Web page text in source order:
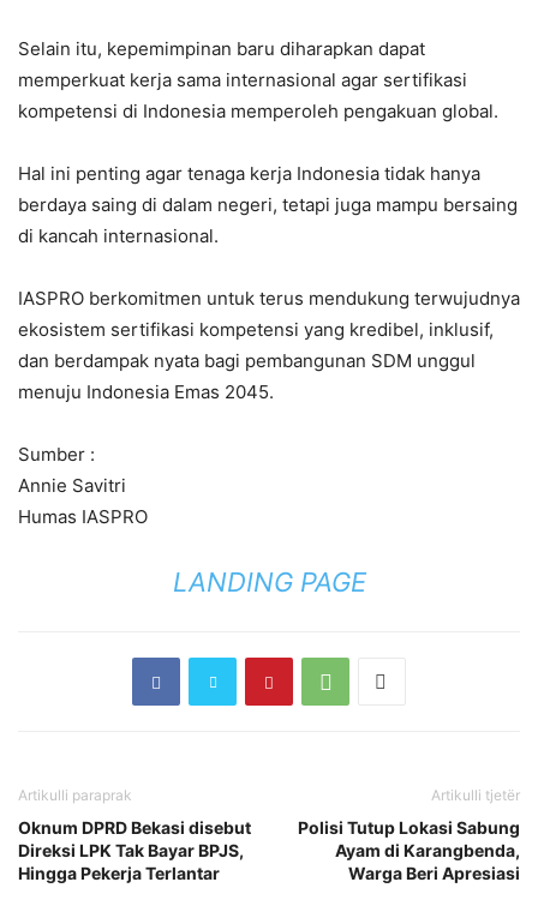
Selain itu, kepemimpinan baru diharapkan dapat
memperkuat kerja sama internasional agar sertifikasi
kompetensi di Indonesia memperoleh pengakuan global.
Hal ini penting agar tenaga kerja Indonesia tidak hanya
berdaya saing di dalam negeri, tetapi juga mampu bersaing
di kancah internasional.
IASPRO berkomitmen untuk terus mendukung terwujudnya
ekosistem sertifikasi kompetensi yang kredibel, inklusif,
dan berdampak nyata bagi pembangunan SDM unggul
menuju Indonesia Emas 2045.
Sumber :
Annie Savitri
Humas IASPRO
LANDING PAGE
Artikulli paraprak
Oknum DPRD Bekasi disebut
Direksi LPK Tak Bayar BPJS,
Hingga Pekerja Terlantar
Artikulli tjetër
Polisi Tutup Lokasi Sabung
Ayam di Karangbenda,
Warga Beri Apresiasi